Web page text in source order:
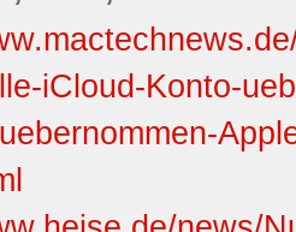
iCloud-Konto-